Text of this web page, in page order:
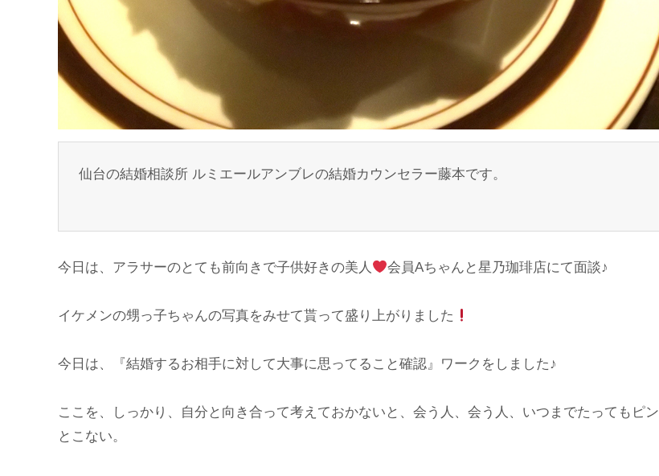
仙台の結婚相談所 ルミエールアンブレの結婚カウンセラー藤本です。
今日は、アラサーのとても前向きで子供好きの美人 会員Aちゃんと星乃珈琲店にて面談♪
イケメンの甥っ子ちゃんの写真をみせて貰って盛り上がりました
今日は、『結婚するお相手に対して大事に思ってること確認』ワークをしました♪
ここを、しっかり、自分と向き合って考えておかないと、会う人、会う人、いつまでたってもピン
とこない。